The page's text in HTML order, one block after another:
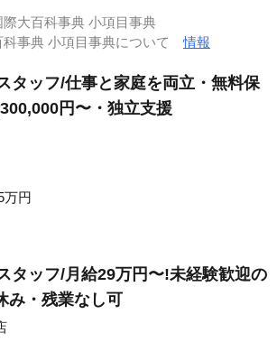
大百科事典 小項目事典
科事典 小項目事典について情報
タッフ/仕事と家庭を両立・無料保
円〜・独立支援
万円
タッフ/月給29万円〜!未経験歓迎の
み・残業なし可